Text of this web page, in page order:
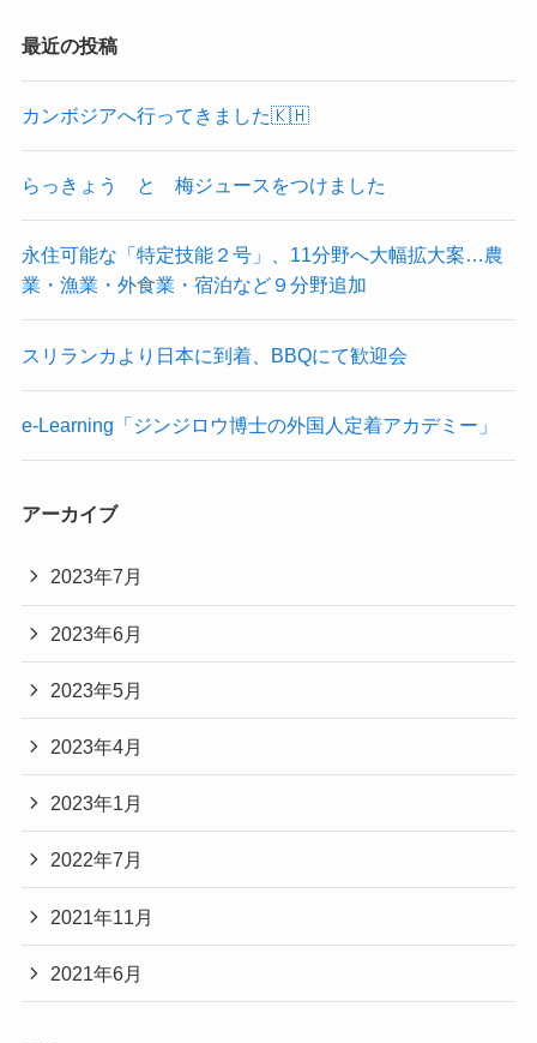
最近の投稿
カンボジアへ行ってきました🇰🇭
らっきょう と 梅ジュースをつけました
永住可能な「特定技能２号」、11分野へ大幅拡大案…農
業・漁業・外食業・宿泊など９分野追加
スリランカより日本に到着、BBQにて歓迎会
e-Learning「ジンジロウ博士の外国人定着アカデミー」
アーカイブ
2023年7月
2023年6月
2023年5月
2023年4月
2023年1月
2022年7月
2021年11月
2021年6月